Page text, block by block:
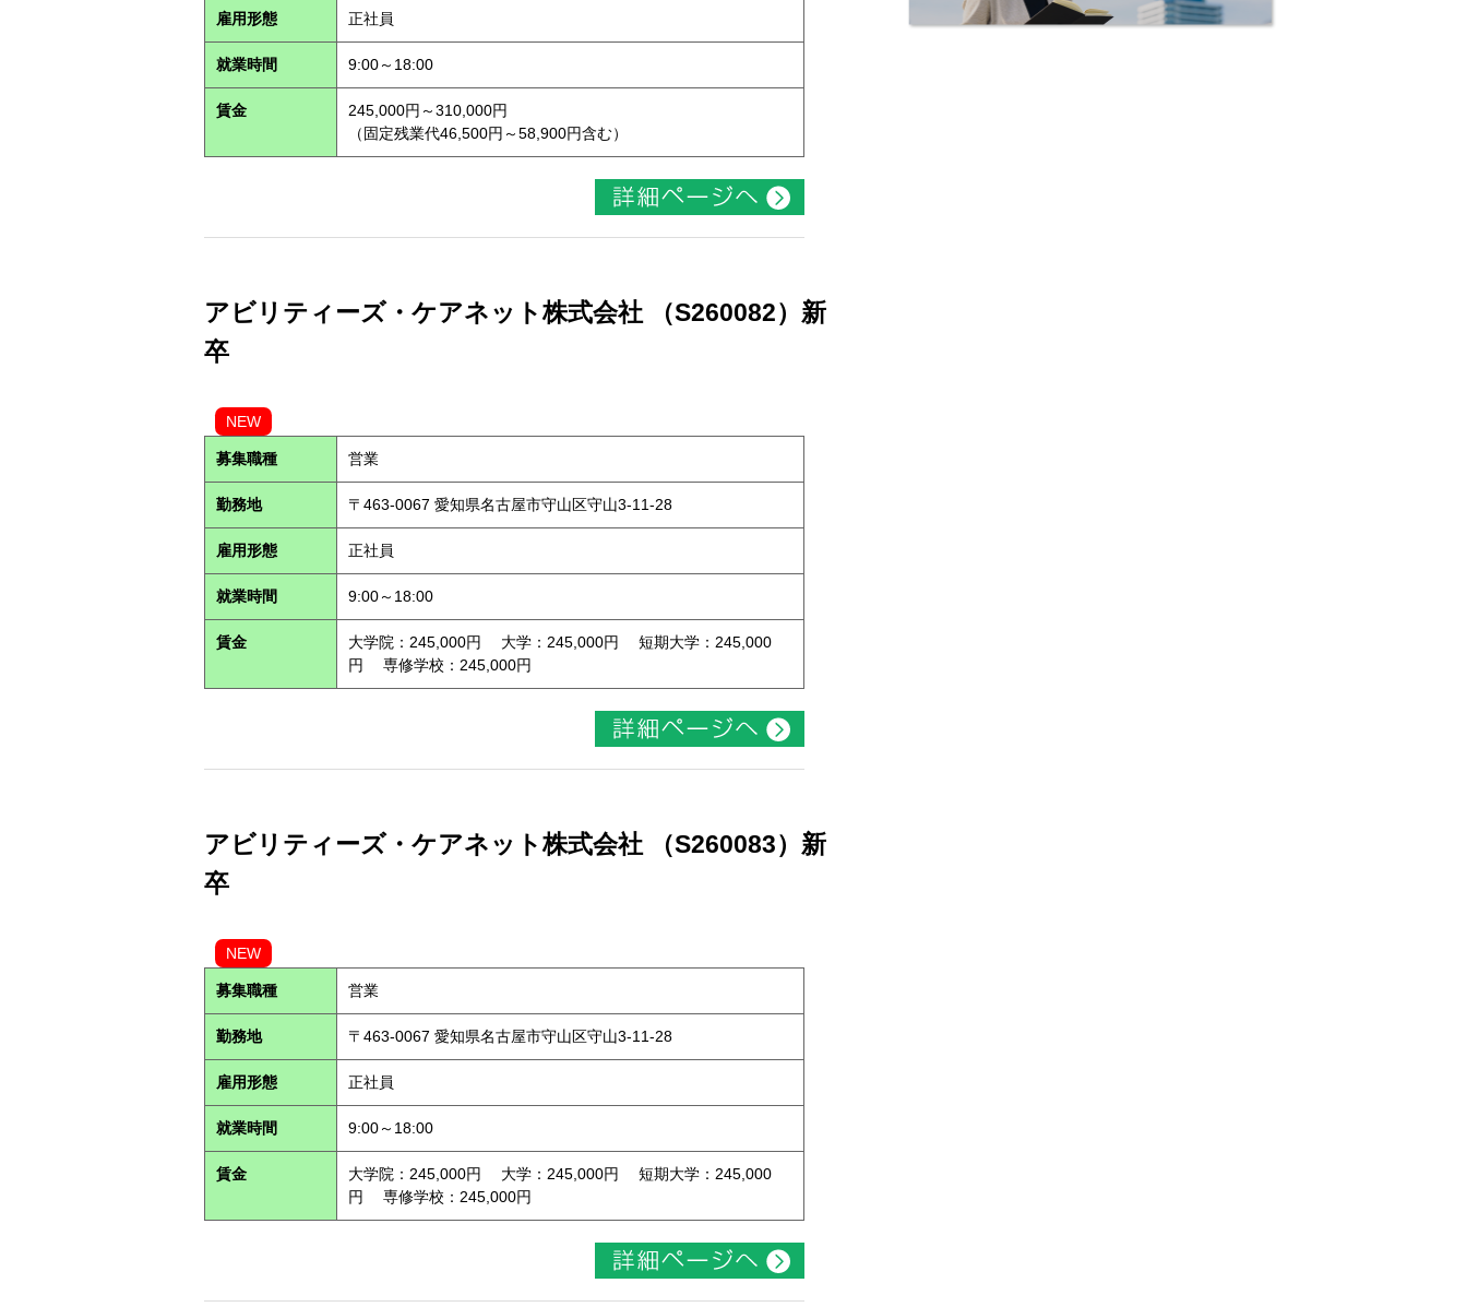
雇用形態 正社員
就業時間 9:00～18:00
賃金
245,000円～310,000円
（固定残業代46,500円～58,900円含む）
アビリティーズ・ケアネット株式会社 （S260082）新
卒
NEW
募集職種 営業
勤務地 〒463-0067 愛知県名古屋市守山区守山3-11-28
雇用形態 正社員
就業時間 9:00～18:00
賃金
大学院：245,000円 大学：245,000円 短期大学：245,000
円 専修学校：245,000円
アビリティーズ・ケアネット株式会社 （S260083）新
卒
NEW
募集職種 営業
勤務地 〒463-0067 愛知県名古屋市守山区守山3-11-28
雇用形態 正社員
就業時間 9:00～18:00
賃金
大学院：245,000円 大学：245,000円 短期大学：245,000
円 専修学校：245,000円